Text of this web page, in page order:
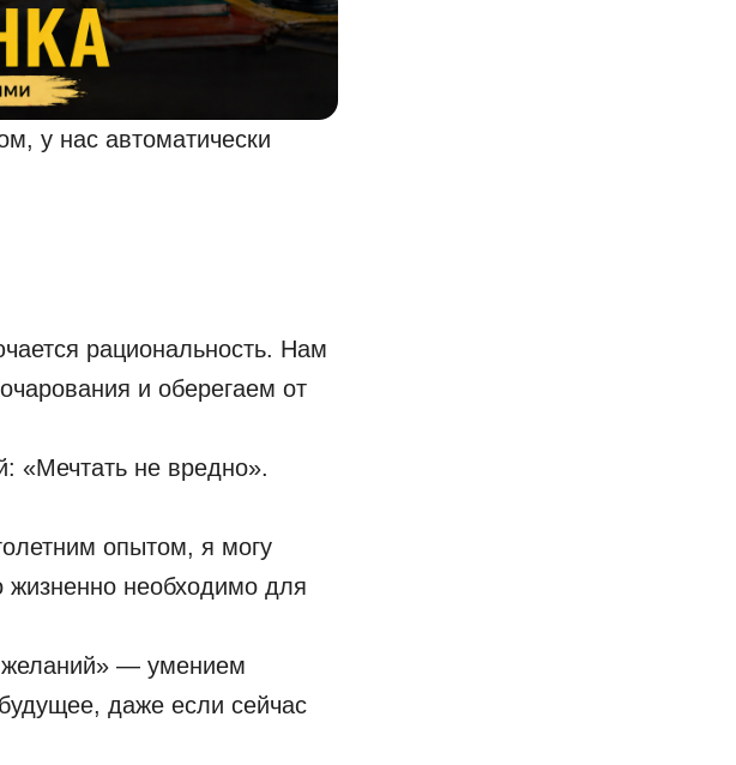
у нас автоматически
рациональность. Нам
и оберегаем от
«Мечтать не вредно».
опытом, я могу
жизненно необходимо для
желаний» — умением
даже если сейчас